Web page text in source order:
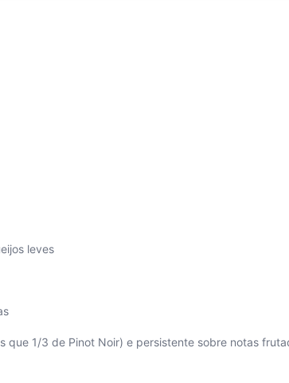
leves
que 1/3 de Pinot Noir) e persistente sobre notas